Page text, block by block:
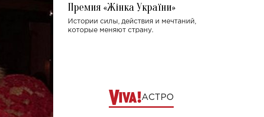
Премия «Жінка України»
Истории силы, действия и мечтаний,
которые меняют страну.
АСТРО